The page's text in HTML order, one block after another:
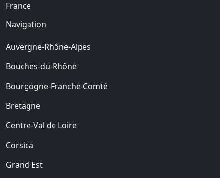
France
Navigation
Auvergne-Rhône-Alpes
Bouches-du-Rhône
Bourgogne-Franche-Comté
Bretagne
Centre-Val de Loire
Corsica
Grand Est